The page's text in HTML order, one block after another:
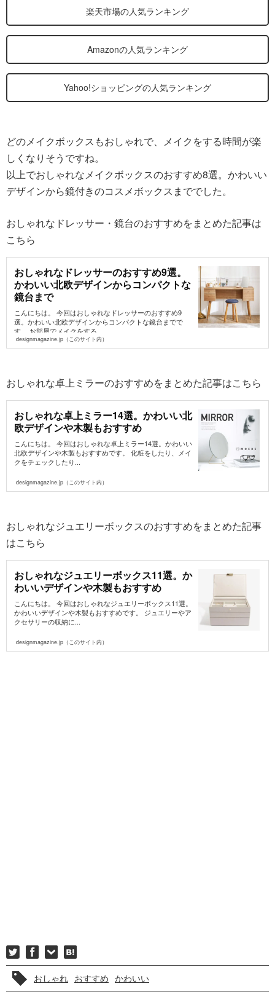
楽天市場の人気ランキング
Amazonの人気ランキング
Yahoo!ショッピングの人気ランキング
どのメイクボックスもおしゃれで、メイクをする時間が楽
しくなりそうですね。
以上でおしゃれなメイクボックスのおすすめ8選。かわいい
デザインから鏡付きのコスメボックスまででした。
おしゃれなドレッサー・鏡台のおすすめをまとめた記事は
こちら
おしゃれなドレッサーのおすすめ9選。
かわいい北欧デザインからコンパクトな
鏡台まで
こんにちは。 今回はおしゃれなドレッサーのおすすめ9
選。かわいい北欧デザインからコンパクトな鏡台までで
す。 お部屋でメイクをする...
designmagazine.jp（このサイト内）
おしゃれな卓上ミラーのおすすめをまとめた記事はこちら
おしゃれな卓上ミラー14選。かわいい北
欧デザインや木製もおすすめ
こんにちは。 今回はおしゃれな卓上ミラー14選。かわいい
北欧デザインや木製もおすすめです。 化粧をしたり、メイ
クをチェックしたり...
designmagazine.jp（このサイト内）
おしゃれなジュエリーボックスのおすすめをまとめた記事
はこちら
おしゃれなジュエリーボックス11選。か
わいいデザインや木製もおすすめ
こんにちは。 今回はおしゃれなジュエリーボックス11選。
かわいいデザインや木製もおすすめです。 ジュエリーやア
クセサリーの収納に...
designmagazine.jp（このサイト内）
おしゃれ おすすめ かわいい